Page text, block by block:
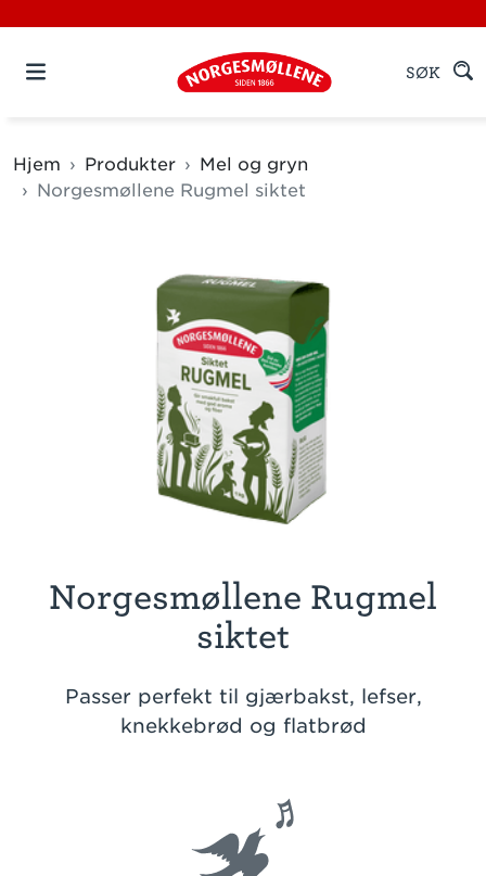
SØK
Hjem Produkter
Mel og gryn
Norgesmøllene Rugmel siktet
Norgesmøllene Rugmel
siktet
Passer perfekt til gjærbakst, lefser,
knekkebrød og flatbrød